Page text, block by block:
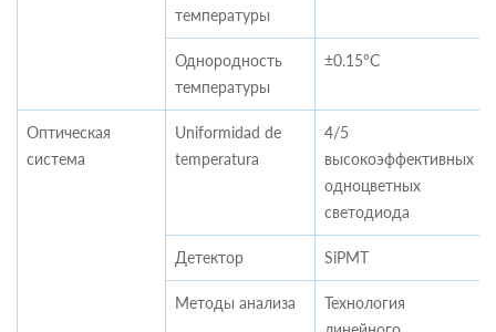
температуры
Однородность
температуры
±0.15°C
Оптическая
система
Uniformidad de
temperatura
4/5
высокоэффективных
одноцветных
светодиода
Детектор SiPMT
Методы анализа
Технология